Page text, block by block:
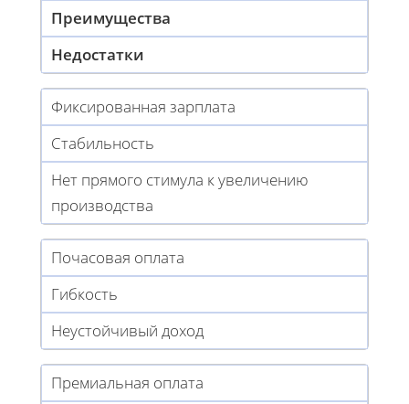
Преимущества
Недостатки
Фиксированная зарплата
Стабильность
Нет прямого стимула к увеличению
производства
Почасовая оплата
Гибкость
Неустойчивый доход
Премиальная оплата